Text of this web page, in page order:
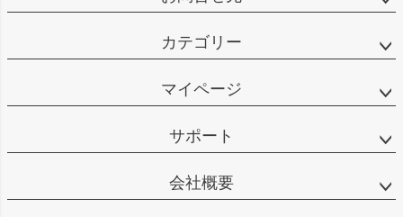
カテゴリー
マイページ
サポート
会社概要